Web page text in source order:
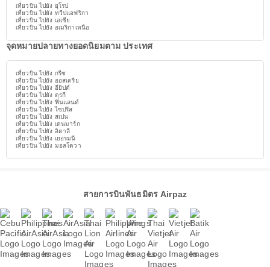
เที่ยวบิน ไปยัง ยุโรป
เที่ยวบิน ไปยัง ทวีปแอฟริกา
เที่ยวบิน ไปยัง เอเชีย
เที่ยวบิน ไปยัง อเมริกาเหนือ
จุดหมายปลายทางยอดนิยมตาม ประเทศ
เที่ยวบิน ไปยัง กรีซ
เที่ยวบิน ไปยัง ออสเตรีย
เที่ยวบิน ไปยัง อียิปต์
เที่ยวบิน ไปยัง ตุรกี
เที่ยวบิน ไปยัง ฟินแลนด์
เที่ยวบิน ไปยัง ไซปรัส
เที่ยวบิน ไปยัง สเปน
เที่ยวบิน ไปยัง เดนมาร์ก
เที่ยวบิน ไปยัง อิตาลี
เที่ยวบิน ไปยัง เยอรมนี
เที่ยวบิน ไปยัง มอลโดวา
สายการบินพันธมิตร Airpaz